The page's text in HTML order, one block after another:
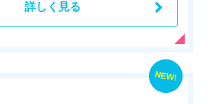
詳しく見る
NEW!